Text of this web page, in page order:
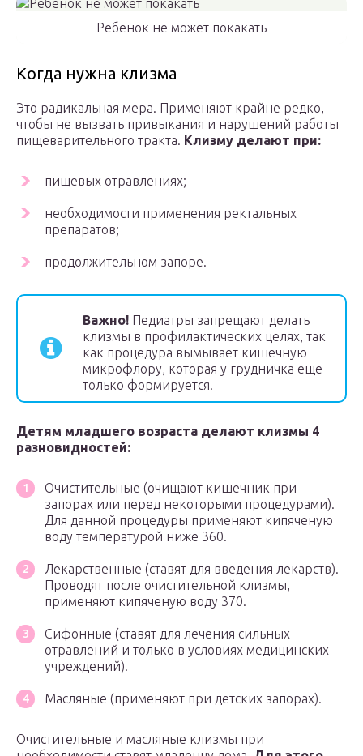
Ребенок не может покакать
Когда нужна клизма
Это радикальная мера. Применяют крайне редко,
чтобы не вызвать привыкания и нарушений работы
пищеварительного тракта. Клизму делают при:
пищевых отравлениях;
необходимости применения ректальных
препаратов;
продолжительном запоре.
Важно! Педиатры запрещают делать
клизмы в профилактических целях, так
как процедура вымывает кишечную
микрофлору, которая у грудничка еще
только формируется.
Детям младшего возраста делают клизмы 4
разновидностей:
Очистительные (очищают кишечник при
запорах или перед некоторыми процедурами).
Для данной процедуры применяют кипяченую
воду температурой ниже 360.
Лекарственные (ставят для введения лекарств).
Проводят после очистительной клизмы,
применяют кипяченую воду 370.
Сифонные (ставят для лечения сильных
отравлений и только в условиях медицинских
учреждений).
Масляные (применяют при детских запорах).
Очистительные и масляные клизмы при